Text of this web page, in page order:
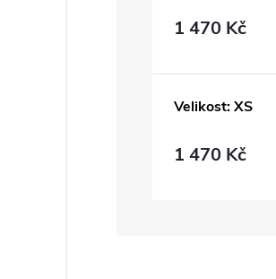
1 470 Kč
Velikost: XS
1 470 Kč